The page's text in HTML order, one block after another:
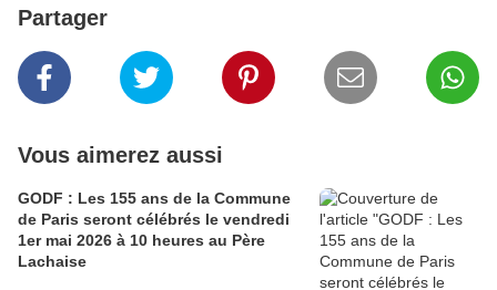
Partager
Vous aimerez aussi
GODF : Les 155 ans de la Commune
de Paris seront célébrés le vendredi
1er mai 2026 à 10 heures au Père
Lachaise